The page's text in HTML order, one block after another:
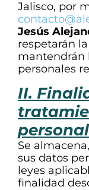
Jalisco, por
Jesús
respetarán
mantendrán
personales
II.
Se
sus datos
leyes
finalidad